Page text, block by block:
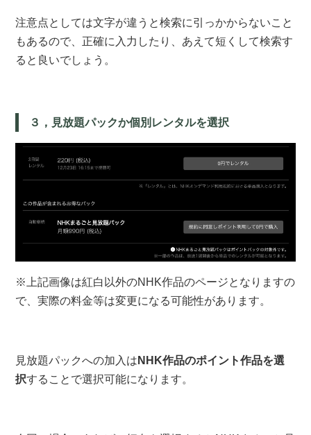
注意点としては文字が違うと検索に引っかからないこと
もあるので、正確に入力したり、あえて短くして検索す
ると良いでしょう。
３，見放題パックか個別レンタルを選択
※上記画像は紅白以外のNHK作品のページとなりますの
で、実際の料金等は変更になる可能性があります。
見放題パックへの加入は NHK作品のポイント作品を選
択することで選択可能になります。